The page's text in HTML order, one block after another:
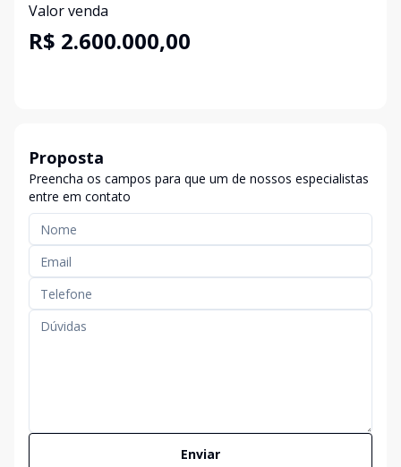
Valor venda
R$ 2.600.000,00
Proposta
Preencha os campos para que um de nossos especialistas
entre em contato
Enviar